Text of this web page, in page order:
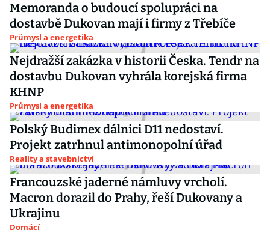
Memoranda o budoucí spolupráci na
dostavbě Dukovan mají i firmy z Třebíče
Průmysl a energetika
Nejdražší zakázka v historii Česka. Tendr na
dostavbu Dukovan vyhrála korejská firma
KHNP
Průmysl a energetika
Polský Budimex dálnici D11 nedostaví.
Projekt zatrhnul antimonopolní úřad
Reality a stavebnictví
Francouzské jaderné námluvy vrcholí.
Macron dorazil do Prahy, řeší Dukovany a
Ukrajinu
Domácí